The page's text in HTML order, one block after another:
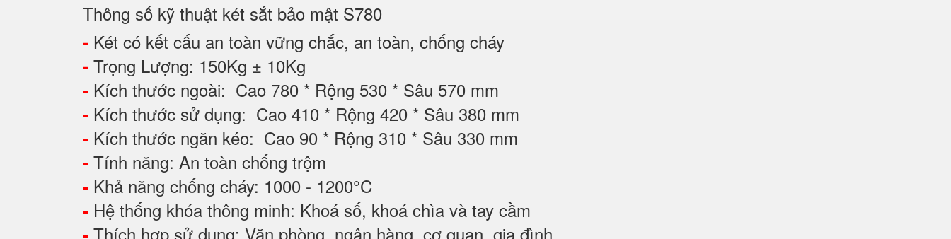
Thông số kỹ thuật két sắt bảo mật S780
- Két có kết cấu an toàn vững chắc, an toàn, chống cháy
- Trọng Lượng: 150Kg ± 10Kg
- Kích thước ngoài: Cao 780 * Rộng 530 * Sâu 570 mm
- Kích thước sử dụng: Cao 410 * Rộng 420 * Sâu 380 mm
- Kích thước ngăn kéo: Cao 90 * Rộng 310 * Sâu 330 mm
- Tính năng: An toàn chống trộm
- Khả năng chống cháy: 1000 - 1200°C
- Hệ thống khóa thông minh: Khoá số, khoá chìa và tay cầm
- Thích hợp sử dụng: Văn phòng, ngân hàng, cơ quan, gia đình, ...